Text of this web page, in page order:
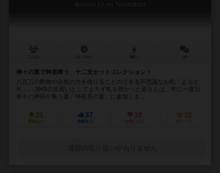
Kamiari En-en Yorozufuda
神々の宴で神楽舞う、十二支セットコレクション！
八百万の動物や自然の力を借りることのできる不思議なお札「よろず
札」。 神様の見習いとしてよろず札を授かった皆さんは、年に一度日
本中の神様が集う宴「神在月の宴」に参加しま...
21
興味あり
37
経験あり
10
お気に入り
32
持ってる